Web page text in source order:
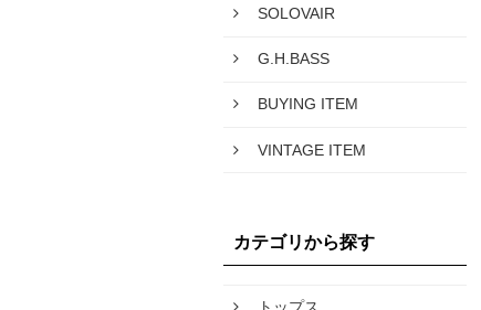
SOLOVAIR
G.H.BASS
BUYING ITEM
VINTAGE ITEM
カテゴリから探す